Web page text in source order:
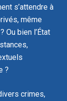
s’attendre à
même
Ou bien l’État
?
crimes,